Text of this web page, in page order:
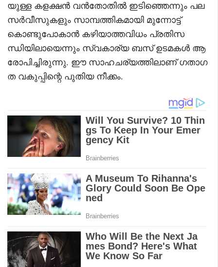
യുള്ള കളക്ഷൻ വൻതോതിൽ ഇടിഞ്ഞെന്നും പല
സർവീസുകളും സാമ്പത്തികമായി മുന്നോട്ട്
കൊണ്ടുപോകാൻ കഴിയാത്തവിധം പ്രതിസ
ന്ധിയിലായെന്നും സ്വകാര്യ ബസ് ഉടമകൾ ആ
രോപിച്ചിരുന്നു. ഈ സാഹചര്യത്തിലാണ് ഗതാഗ
ത വകുപ്പിന്റെ പുതിയ നീക്കം.